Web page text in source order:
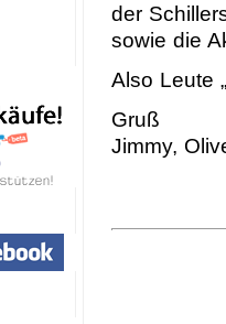
der
sowie die
Also Leute
Gruß
Jimmy,